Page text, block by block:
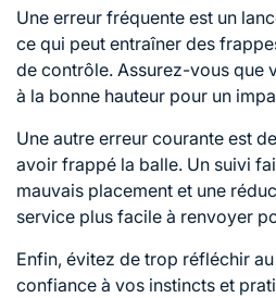
Une erreur fréquente est un
ce qui peut entraîner des
de contrôle. Assurez-vous que
à la bonne hauteur pour un
Une autre erreur courante est
avoir frappé la balle. Un suivi
mauvais placement et une
service plus facile à renvoyer
Enfin, évitez de trop réfléchir
confiance à vos instincts et